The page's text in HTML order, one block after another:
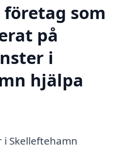
som
på
i
hjälpa
Skelleftehamn